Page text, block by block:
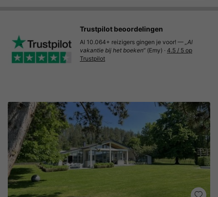
Trustpilot beoordelingen
Al 10.064+ reizigers gingen je voor! — „Al
vakantie bij het boeken“ (Emy) · 4.5 / 5 op
Trustpilot